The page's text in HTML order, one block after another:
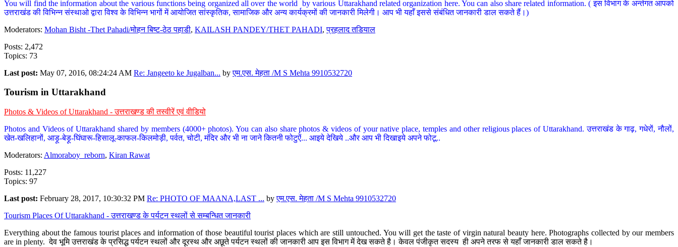
You will find the information about the various functions being organized all over the world by various Uttarakhand related organization here. You can also share related information. ( इस विभाग के अर्न्तगत आपको
उत्तराखंड की विभिन्न संस्थाओ द्वारा विश्व के विभिन्न भागों में आयोजित सांस्कृतिक, सामाजिक और अन्य कार्यक्रमों की जानकारी मिलेगी। आप भी यहाँ इससे संबंधित जानकारी डाल सकते हैं।)
Moderators: Mohan Bisht -Thet Pahadi/मोहन बिष्ट-ठेठ पहाडी, KAILASH PANDEY/THET PAHADI,प्रहलाद तडियाल
Posts: 2,472
Topics: 73
Last post: May 07, 2016, 08:24:24 AM Re: Jangeeto ke Jugalban... byएम.एस. मेहता /M S Mehta 9910532720
Tourism in Uttarakhand
Photos & Videos of Uttarakhand - उत्तराखण्ड की तस्वीरें एवं वीडियो
Photos and Videos of Uttarakhand shared by members (4000+ photos). You can also share photos & videos of your native place, temples and other religious places of Uttarakhand. उत्तराखंड के गाढ़, गधेरों, नौलों,
खेत-खलिहानों, आड़ू-बेड़ू-घिंघारू-हिसालू-काफल-किलमोड़ी, पर्वत, चोटी, मंदिर और भी ना जाने कितनी फोटुऐं... आइये देखिये ..और आप भी दिखाइये अपने फोटू..
Moderators: Almoraboy_reborn, Kiran Rawat
Posts: 11,227
Topics: 97
Last post: February 28, 2017, 10:30:32 PM Re: PHOTO OF MAANA,LAST ... byएम.एस. मेहता /M S Mehta 9910532720
Tourism Places Of Uttarakhand - उत्तराखण्ड के पर्यटन स्थलों से सम्बन्धित जानकारी
Everything about the famous tourist places and information of those beautiful tourist places which are still untouched. You will get the taste of virgin natural beauty here. Photographs collected by our members
are in plenty. देव भूमि उत्तराखंड के प्रसिद्ध पर्यटन स्थलों और दूरस्थ और अछूते पर्यटन स्थलों की जानकारी आप इस विभाग में देख सकते है। केवल पंजीकृत सदस्य ही अपने तरफ से यहाँ जानकारी डाल सकते है।